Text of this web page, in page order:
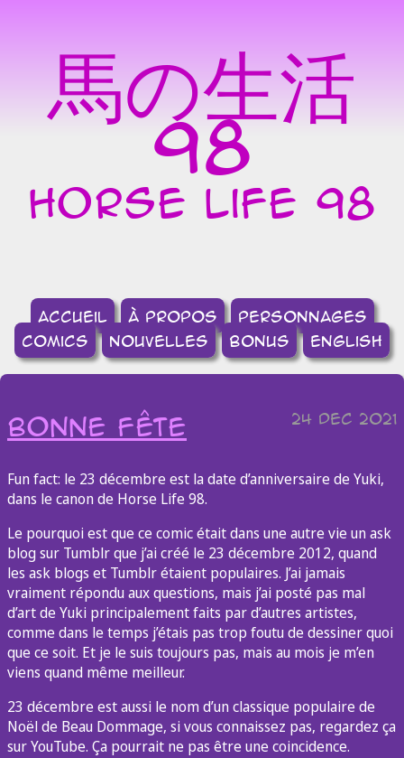
馬の生活
98
horse life 98
accueil à propos
Personnages
comics
nouvelles bonus english
24 Dec 2021
Bonne fête
Fun fact: le 23 décembre est la date d’anniversaire de Yuki,
dans le canon de Horse Life 98.
Le pourquoi est que ce comic était dans une autre vie un ask
blog sur Tumblr que j’ai créé le 23 décembre 2012, quand
les ask blogs et Tumblr étaient populaires. J’ai jamais
vraiment répondu aux questions, mais j’ai posté pas mal
d’art de Yuki principalement faits par d’autres artistes,
comme dans le temps j’étais pas trop foutu de dessiner quoi
que ce soit. Et je le suis toujours pas, mais au mois je m’en
viens quand même meilleur.
23 décembre est aussi le nom d’un classique populaire de
Noël de Beau Dommage, si vous connaissez pas, regardez ça
sur YouTube. Ça pourrait ne pas être une coincidence.